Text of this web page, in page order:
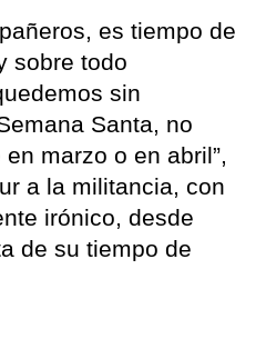
es tiempo de
sobre todo
sin
Santa, no
marzo o en abril”,
a la militancia, con
irónico, desde
de su tiempo de